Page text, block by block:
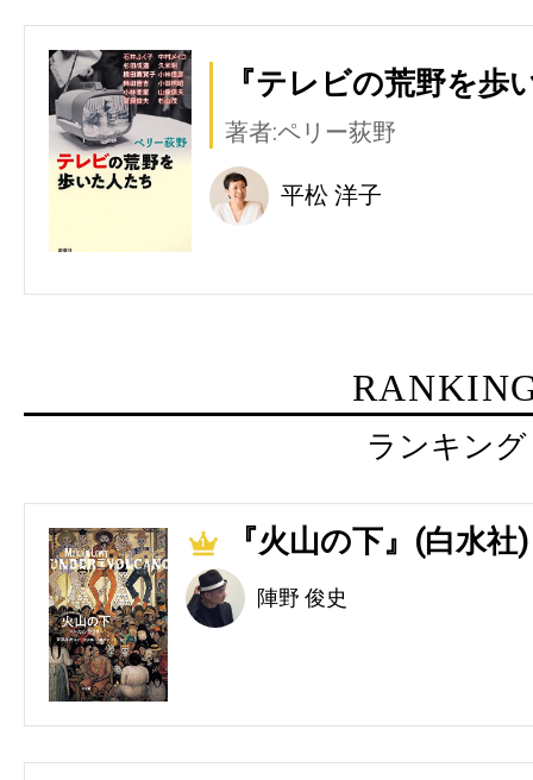
『テレビの荒野を歩
著者:ペリー荻野
平松 洋子
ランキング
1 『火山の下』(白水社)
陣野 俊史